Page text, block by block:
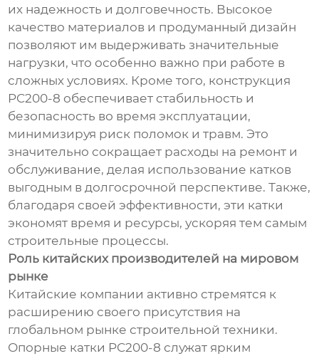
их надежность и долговечность. Высокое
качество материалов и продуманный дизайн
позволяют им выдерживать значительные
нагрузки, что особенно важно при работе в
сложных условиях. Кроме того, конструкция
PC200-8 обеспечивает стабильность и
безопасность во время эксплуатации,
минимизируя риск поломок и травм. Это
значительно сокращает расходы на ремонт и
обслуживание, делая использование катков
выгодным в долгосрочной перспективе. Также,
благодаря своей эффективности, эти катки
экономят время и ресурсы, ускоряя тем самым
строительные процессы.
Роль китайских производителей на мировом
рынке
Китайские компании активно стремятся к
расширению своего присутствия на
глобальном рынке строительной техники.
Опорные катки PC200-8 служат ярким